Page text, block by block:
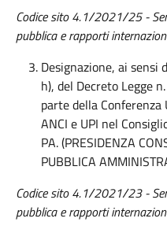
Codice sito 4.1/2021/25 -
pubblica e rapporti
Designazione, ai sensi
h), del Decreto Legge
parte della
ANCI e UPI nel
PA. (PRESIDENZA
PUBBLICA
Codice sito 4.1/2021/23 -
pubblica e rapporti